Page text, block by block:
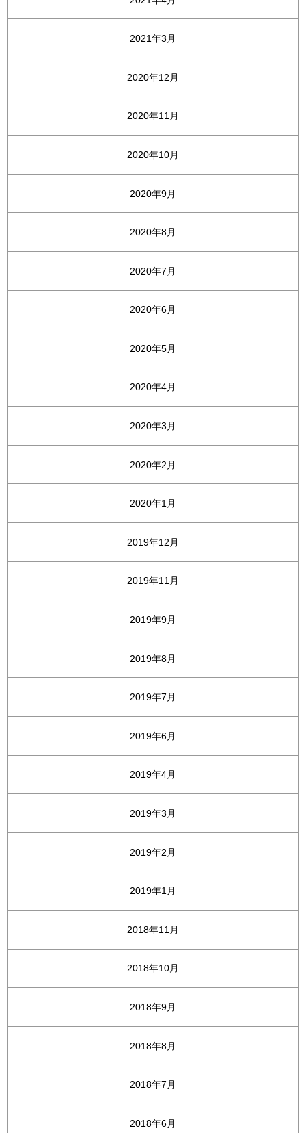
2021年3月
2020年12月
2020年11月
2020年10月
2020年9月
2020年8月
2020年7月
2020年6月
2020年5月
2020年4月
2020年3月
2020年2月
2020年1月
2019年12月
2019年11月
2019年9月
2019年8月
2019年7月
2019年6月
2019年4月
2019年3月
2019年2月
2019年1月
2018年11月
2018年10月
2018年9月
2018年8月
2018年7月
2018年6月